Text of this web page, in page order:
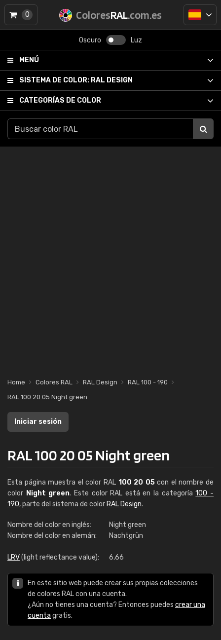
ColoresRAL.com.es
Oscuro Luz
MENÚ
SISTEMA DE COLOR: RAL DESIGN
CATEGORÍAS DE COLOR
0
Home Colores RAL RAL Design
RAL 100 - 190
RAL 100 20 05 Night green
Iniciar sesión
RAL 100 20 05 Night green
Esta página muestra el color RAL 100 20 05con el nombre de
color Night green. Este color RAL está en la categoría100 -
190, parte del sistema de color RAL Design.
Nombre del color en inglés:
Night green
Nombre del color en alemán:
Nachtgrün
LRV(light reflectance value): 6,66
En este sitio web puede crear sus propias colecciones
de colores RAL con una cuenta.
¿Aún no tienes una cuenta? Entonces puedes crear una
cuenta gratis.